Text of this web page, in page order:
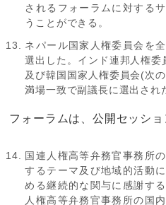
されるフォーラムに対する
うことができる。
ネパール国家人権委員会を
選出した。インド連邦人権
及び韓国国家人権委員会(次
満場一致で副議長に選出され
フォーラムは、公開セッショ
国連人権高等弁務官事務所
するテーマ及び地域的活動
める継続的な関与に感謝す
人権高等弁務官事務所の国